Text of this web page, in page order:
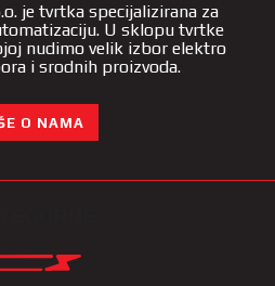
je tvrtka specijalizirana za
U sklopu tvrtke
nudimo velik izbor elektro
i srodnih proizvoda.
O NAMA